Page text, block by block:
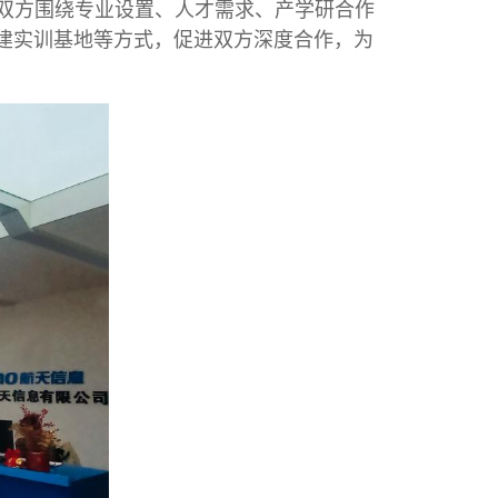
方围绕专业设置、人才需求、产学研合作
实训基地等方式，促进双方深度合作，为